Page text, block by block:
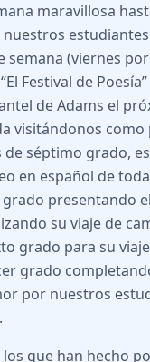
maravillosa
semana (viernes
Festival de
de Adams el
visitándonos como
séptimo grado,
en español de
presentando
su viaje de
grado para su
grado
por nuestros
que han hecho